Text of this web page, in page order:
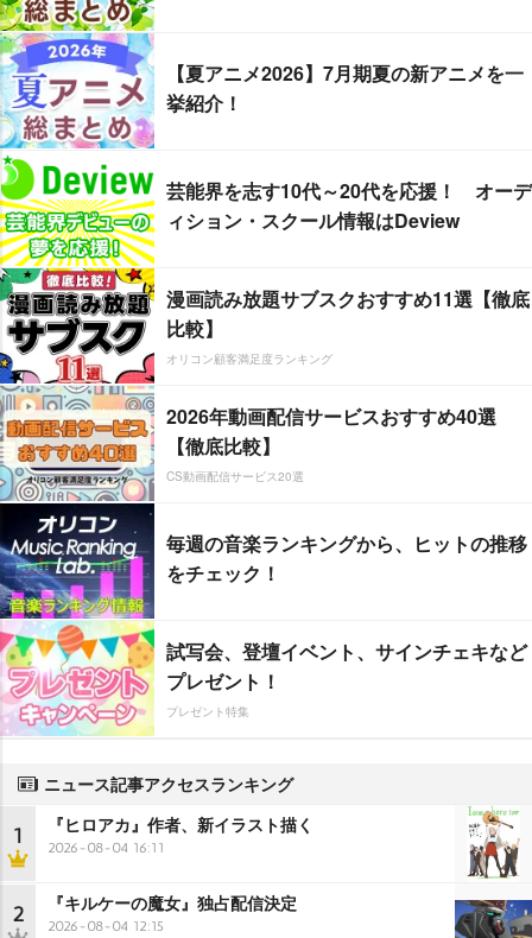
【夏アニメ2026】7月期夏の新アニメを一
挙紹介！
芸能界を志す10代～20代を応援！ オーデ
ィション・スクール情報はDeview
漫画読み放題サブスクおすすめ11選【徹底
比較】
オリコン顧客満足度ランキング
2026年動画配信サービスおすすめ40選
【徹底比較】
CS動画配信サービス20選
毎週の音楽ランキングから、ヒットの推移
をチェック！
試写会、登壇イベント、サインチェキなど
プレゼント！
プレゼント特集
ニュース記事アクセスランキング
1 『ヒロアカ』作者、新イラスト描く
2026-08-04 16:11
2 『キルケーの魔女』独占配信決定
2026-08-04 12:15